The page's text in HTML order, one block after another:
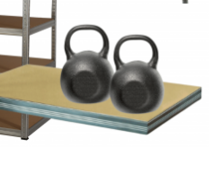
- Piątek: 9:00 - 15:00
opowiadamy
pracy sklepu